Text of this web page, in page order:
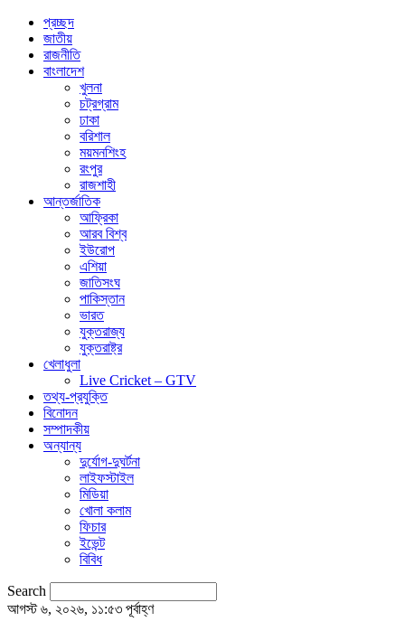
প্রচ্ছদ
জাতীয়
রাজনীতি
বাংলাদেশ
খুলনা
চট্রগ্রাম
ঢাকা
বরিশাল
ময়মনশিংহ
রংপুর
রাজশাহী
আন্তর্জাতিক
আফ্রিকা
আরব বিশ্ব
ইউরোপ
এশিয়া
জাতিসংঘ
পাকিস্তান
ভারত
যুক্তরাজ্য
যুক্তরাষ্ট্র
খেলাধুলা
Live Cricket – GTV
তথ্য-প্রযুক্তি
বিনোদন
সম্পাদকীয়
অন্যান্য
দুর্যোগ-দুঘর্টনা
লাইফস্টাইল
মিডিয়া
খোলা কলাম
ফিচার
ইভেন্ট
বিবিধ
Search
আগস্ট ৬, ২০২৬, ১১:৫৩ পূর্বাহ্ণ